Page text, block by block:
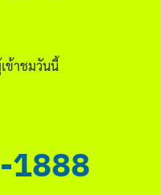
ข้าชมวันนี้
1888